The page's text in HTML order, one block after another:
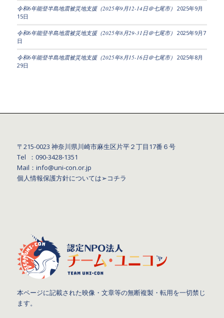
令和6年能登半島地震被災地支援（2025年9月12-14日＠七尾市） 2025年9月
15日
令和6年能登半島地震被災地支援（2025年8月29-31日＠七尾市） 2025年9月7
日
令和6年能登半島地震被災地支援（2025年8月15-16日＠七尾市） 2025年8月
29日
〒215-0023 神奈川県川崎市麻生区片平２丁目17番６号
Tel ：090-3428‐1351
Mail：info@uni-con.or.jp
個人情報保護方針については➢コチラ
本ページに記載された映像・文章等の無断複製・転用を一切禁じ
ます。